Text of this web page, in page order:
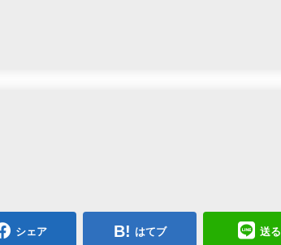
シェア はてブ 送る